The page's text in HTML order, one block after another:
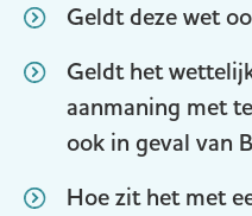
Geldt deze wet
Geldt het
aanmaning met
ook in geval van
Hoe zit het met